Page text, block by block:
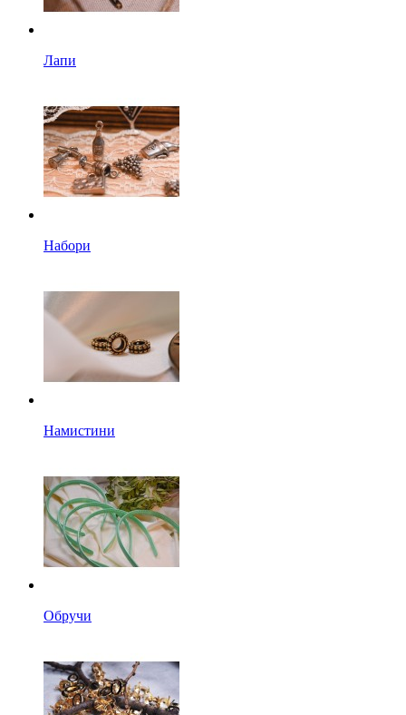
Лапи
Набори
Намистини
Обручи